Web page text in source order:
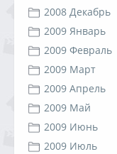
2008 Декабрь
2009 Январь
2009 Февраль
2009 Март
2009 Апрель
2009 Май
2009 Июнь
2009 Июль